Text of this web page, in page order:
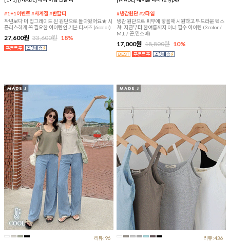
#1+1이벤트 #사계절 #반팔티
작년보다 더 업그레이드 된 원단으로 돌아왔어요★ 시
즌리스하게 꼭 필요한 아이템인 기본 티셔츠 (6color)
27,600원 33,600원 18%
#냉감원단 #2타입
냉감 원단으로 피부에 닿을때 시원하고 부드러운 텍스
쳐! 지금부터 한여름까지 이너 필수 아이템 (3color /
M,L / 끈,민소매)
17,000원 18,800원 10%
리뷰:96
리뷰:436